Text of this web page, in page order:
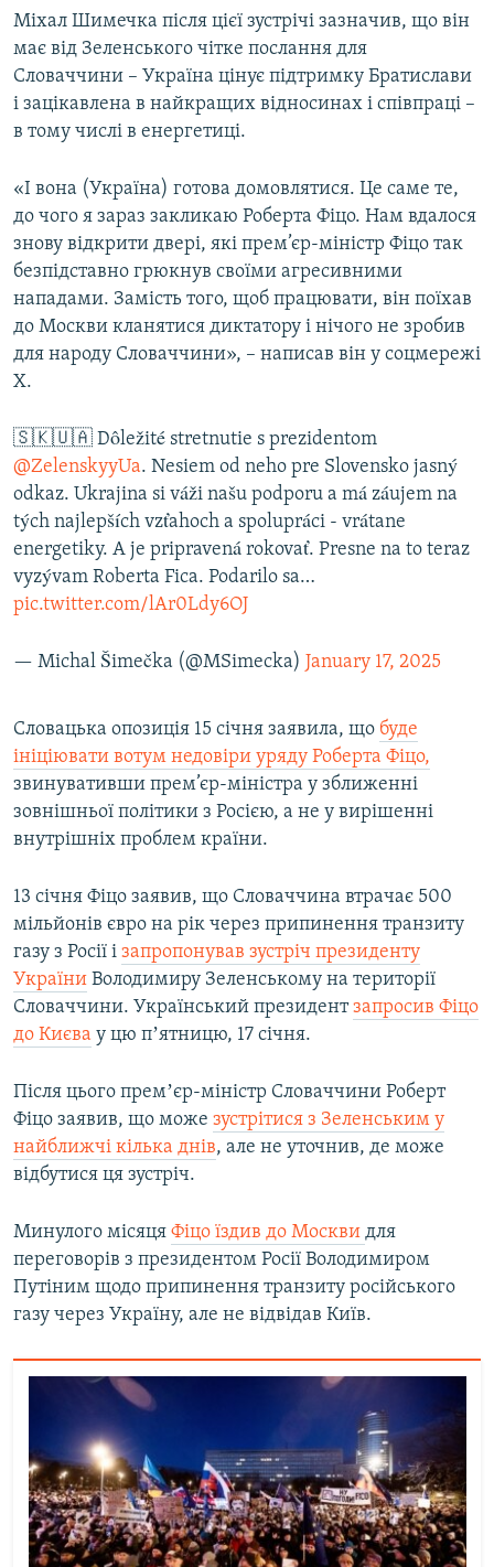
Міхал Шимечка після цієї зустрічі зазначив, що він
має від Зеленського чітке послання для
Словаччини – Україна цінує підтримку Братислави
і зацікавлена в найкращих відносинах і співпраці –
в тому числі в енергетиці.
«І вона (Україна) готова домовлятися. Це саме те,
до чого я зараз закликаю Роберта Фіцо. Нам вдалося
знову відкрити двері, які прем’єр-міністр Фіцо так
безпідставно грюкнув своїми агресивними
нападами. Замість того, щоб працювати, він поїхав
до Москви кланятися диктатору і нічого не зробив
для народу Словаччини», – написав він у соцмережі
Х.
🇸🇰🇺🇦 Dôležité stretnutie s prezidentom
@ZelenskyyUa. Nesiem od neho pre Slovensko jasný
odkaz. Ukrajina si váži našu podporu a má záujem na
tých najlepších vzťahoch a spolupráci - vrátane
energetiky. A je pripravená rokovať. Presne na to teraz
vyzývam Roberta Fica. Podarilo sa…
pic.twitter.com/lAr0Ldy6OJ
— Michal Šimečka (@MSimecka) January 17, 2025
Словацька опозиція 15 січня заявила, що буде
ініціювати вотум недовіри уряду Роберта Фіцо,
звинувативши прем’єр-міністра у зближенні
зовнішньої політики з Росією, а не у вирішенні
внутрішніх проблем країни.
13 січня Фіцо заявив, що Словаччина втрачає 500
мільйонів євро на рік через припинення транзиту
газу з Росії і запропонував зустріч президенту
України Володимиру Зеленському на території
Словаччини. Український президентзапросив Фіцо
до Києва у цю пʼятницю, 17 січня.
Після цього премʼєр-міністр Словаччини Роберт
Фіцо заявив, що може зустрітися з Зеленським у
найближчі кілька днів, але не уточнив, де може
відбутися ця зустріч.
Минулого місяця Фіцо їздив до Москви для
переговорів з президентом Росії Володимиром
Путіним щодо припинення транзиту російського
газу через Україну, але не відвідав Київ.